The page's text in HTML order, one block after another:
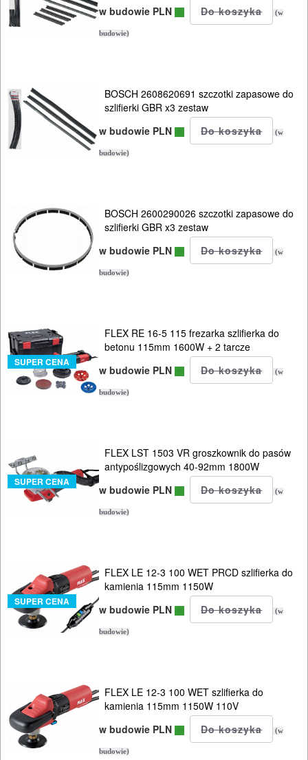
ELEKTRONARZĘDZIA
AKUMULATOROWE
I
AKCESORIA
DO
ELEKTRONARZĘDZI
TRANSPORTOWANIE
POMIAROWE
I
ELEKTRY..
GLAZURNICZE
URZĄDZENIA
BUDOWLANE
MASZYNY
OBRÓBKA
DREWNA
OBRÓBKA
WARSZTATOWE
I
RĘCZNE
NARZĘDZIA
w budowie PLN
(w
budowie)
BOSCH 2608620691 szczotki zapasowe do
szlifierki GBR x3 zestaw
w budowie PLN
(w
budowie)
BOSCH 2600290026 szczotki zapasowe do
szlifierki GBR x3 zestaw
w budowie PLN
(w
budowie)
SUPER CENA
FLEX RE 16-5 115 frezarka szlifierka do
betonu 115mm 1600W + 2 tarcze
w budowie PLN
(w
budowie)
SUPER CENA
FLEX LST 1503 VR groszkownik do pasów
antypoślizgowych 40-92mm 1800W
w budowie PLN
(w
budowie)
SUPER CENA
FLEX LE 12-3 100 WET PRCD szlifierka do
kamienia 115mm 1150W
w budowie PLN
(w
budowie)
FLEX LE 12-3 100 WET szlifierka do
kamienia 115mm 1150W 110V
w budowie PLN
(w
budowie)